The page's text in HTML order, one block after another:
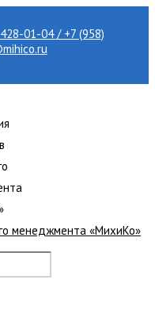
01-04 / +7 (958)